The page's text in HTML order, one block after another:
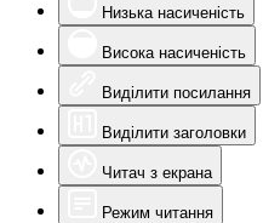
Низька насиченість
Висока насиченість
Виділити посилання
Виділити заголовки
Читач з екрана
Режим читання